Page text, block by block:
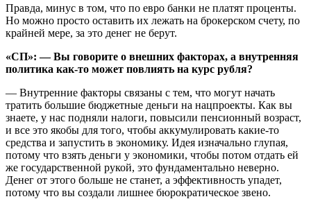
Правда, минус в том, что по евро банки не платят проценты.
Но можно просто оставить их лежать на брокерском счету, по
крайней мере, за это денег не берут.
«СП»: — Вы говорите о внешних факторах, а внутренняя
политика как-то может повлиять на курс рубля?
— Внутренние факторы связаны с тем, что могут начать
тратить большие бюджетные деньги на нацпроекты. Как вы
знаете, у нас подняли налоги, повысили пенсионный возраст,
и все это якобы для того, чтобы аккумулировать какие-то
средства и запустить в экономику. Идея изначально глупая,
потому что взять деньги у экономики, чтобы потом отдать ей
же государственной рукой, это фундаментально неверно.
Денег от этого больше не станет, а эффективность упадет,
потому что вы создали лишнее бюрократическое звено.